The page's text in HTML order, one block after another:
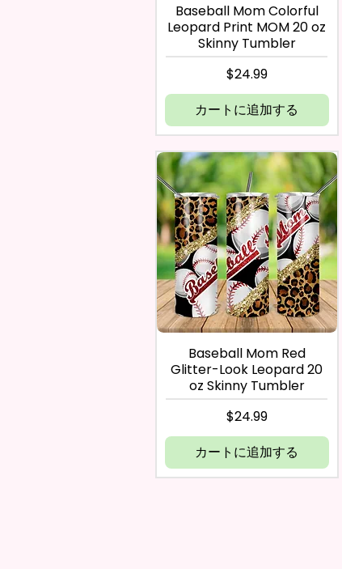
Baseball Mom Colorful
Leopard Print MOM 20 oz
Skinny Tumbler
価格
$24.99
カートに追加する
Baseball Mom Red
Glitter-Look Leopard 20
oz Skinny Tumbler
価格
$24.99
カートに追加する